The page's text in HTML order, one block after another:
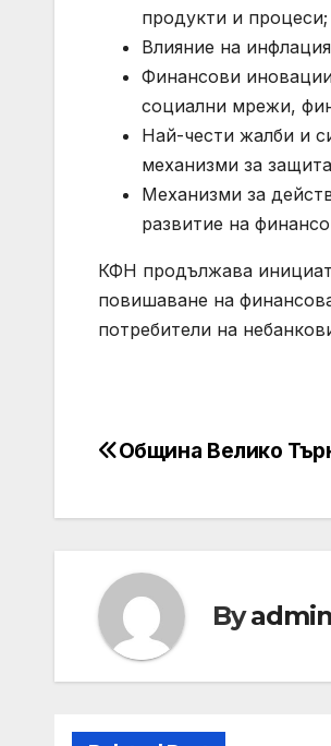
продукти и процеси;
Влияние на
Финансови
социални мрежи,
Най-чести жалби и
механизми за
Механизми за
развитие на
КФН продължава
повишаване на
потребители на
Post
Община Велико
Byadmin